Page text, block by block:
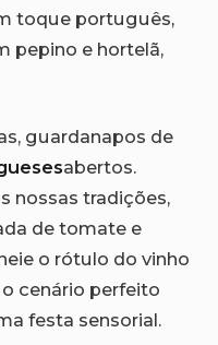
toque português,
pepino e hortelã,
guardanapos de
abertos.
nossas tradições,
de tomate e
o rótulo do vinho
cenário perfeito
festa sensorial.